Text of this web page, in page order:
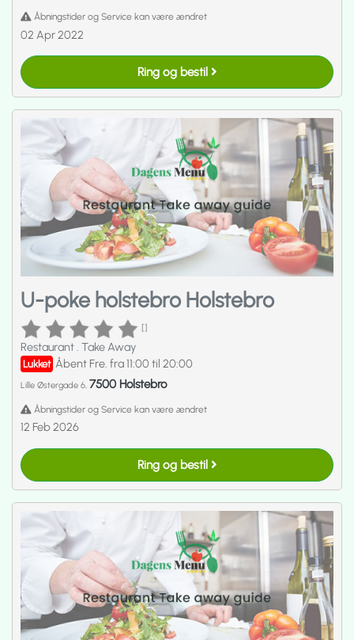
Åbningstider og Service kan være ændret
02 Apr 2022
Ring og bestil
U-poke holstebro Holstebro
[]
Restaurant. Take Away
Lukket Åbent Fre. fra 11:00 til 20:00
Lille Østergade 6, 7500 Holstebro
Åbningstider og Service kan være ændret
12 Feb 2026
Ring og bestil